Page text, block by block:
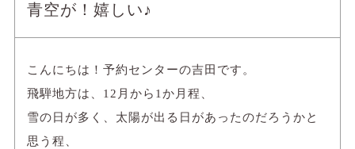
青空が！嬉しい♪
こんにちは！予約センターの吉田です。
飛騨地方は、12月から1か月程、
雪の日が多く、太陽が出る日があったのだろうかと
思う程、